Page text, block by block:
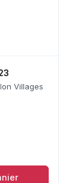
Villages